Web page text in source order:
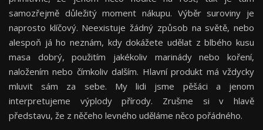
samozřejmě důležitý moment nákupu. Výběr suroviny je
naprosto klíčový. Neexistuje žádný způsob na světě, nebo
alespoň já ho neznám, kdy dokážete udělat z blbého kusu
masa dobrý, použitím jakékoliv marinády nebo koření,
naložením nebo čímkoliv dalším. Hlavní produkt má vždycky
mluvit sám za sebe. My lidi jsme pěšáci a jenom
interpretujeme výplody přírody. Zrušme si v hlavě
představu, že z něčeho levného uděláme něco pořádného.